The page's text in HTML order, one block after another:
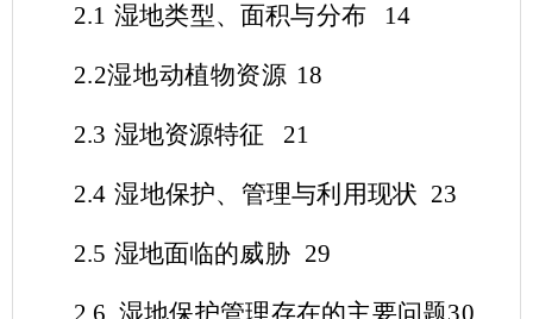
2.1 湿地类型、面积与分布 14
2.2湿地动植物资源 18
2.3 湿地资源特征 21
2.4 湿地保护、管理与利用现状 23
2.5 湿地面临的威胁 29
2.6 湿地保护管理存在的主要问题30